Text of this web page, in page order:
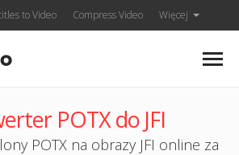
to Video Compress Video Więcej
POTX do JFI
POTX na obrazy JFI online za